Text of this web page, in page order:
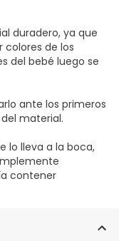
duradero, ya que
colores de los
del bebé luego se
ante los primeros
material.
lo lleva a la boca,
contener